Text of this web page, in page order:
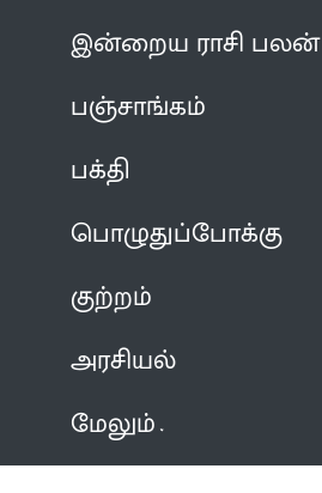
இன்றைய ராசி பலன்
பஞ்சாங்கம்
பக்தி
பொழுதுப்போக்கு
குற்றம்
அரசியல்
மேலும்